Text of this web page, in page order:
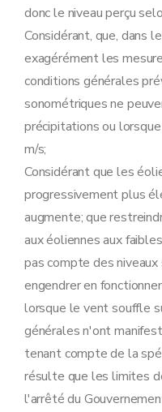
donc le niveau perçu
Considérant, que, dans
exagérément les
conditions générales
sonométriques ne
précipitations ou
m/s;
Considérant que les
progressivement plus
augmente; que
aux éoliennes aux
pas compte des
engendrer en
lorsque le vent souffle
générales n'ont
tenant compte de la
résulte que les limites
l'arrêté du